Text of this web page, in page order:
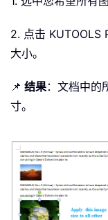
2. 点击 KUTOOLS
大小。
📌 结果：文档中的
寸。